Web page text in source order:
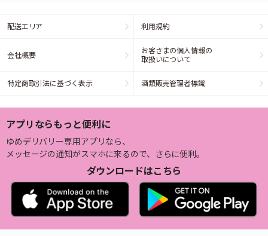
配送エリア 利用規約
会社概要
お客さまの個人情報の
取扱いについて
特定商取引法に基づく表示 酒類販売管理者標識
アプリならもっと便利に
ゆめデリバリー専用アプリなら、
メッセージの通知がスマホに来るので、さらに便利。
ダウンロードはこちら